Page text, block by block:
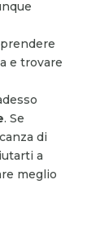
e trovare
. Se
di
a
meglio